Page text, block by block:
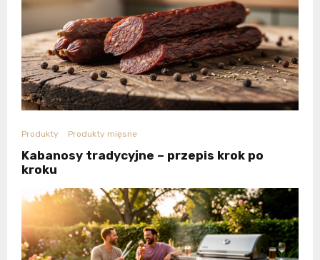
Produkty Produkty mięsne
Kabanosy tradycyjne – przepis krok po
kroku